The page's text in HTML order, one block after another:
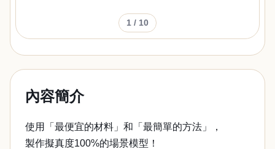
1 / 10
內容簡介
使用「最便宜的材料」和「最簡單的方法」，
製作擬真度100%的場景模型！